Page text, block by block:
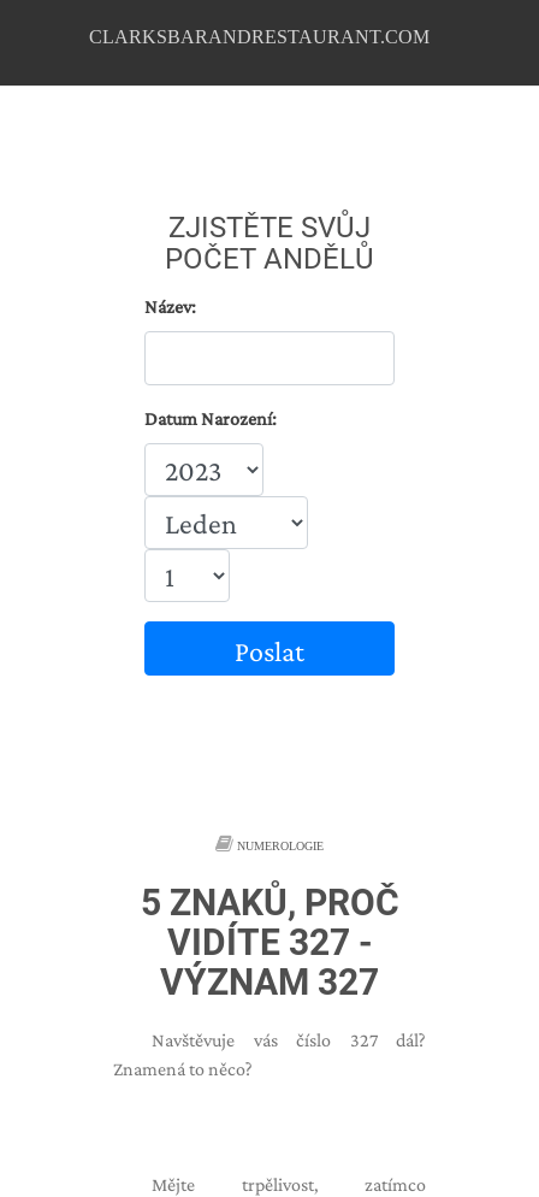
CLARKSBARANDRESTAURANT.COM
ZJISTĚTE SVŮJ
POČET ANDĚLŮ
Název:
Datum Narození:
Poslat
NUMEROLOGIE
5 ZNAKŮ, PROČ
VIDÍTE 327 -
VÝZNAM 327
Navštěvuje vás číslo 327 dál?
Znamená to něco?
Mějte trpělivost, zatímco